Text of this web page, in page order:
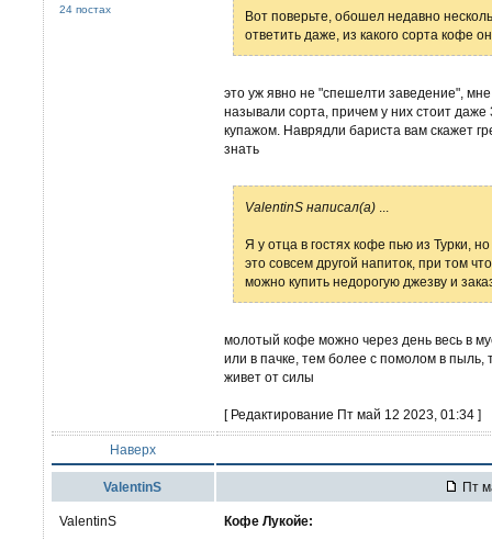
24 постах
Вот поверьте, обошел недавно
ответить даже, из какого сорта кофе
это уж явно не "спешелти заведение",
называли сорта, причем у них стоит
купажом. Наврядли бариста вам скажет
знать
ValentinS написал(а)
Я у отца в гостях кофе пью из Турки,
это совсем другой напиток, при том
можно купить недорогую джезву и
молотый кофе можно через день весь в
или в пачке, тем более с помолом в пыль,
живет от силы
[ Редактирование Пт май 12 2023, 01:34 ]
Наверх
ValentinS Пт
ValentinS Кофе Лукойе: